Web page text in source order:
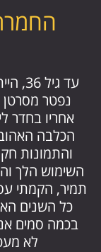
עד
נפטר
אחריו בחדר
הכלבה
והתמונות
השימוש הלך
תמיר, הקמתי
כל השנים
בכמה סמים
לא